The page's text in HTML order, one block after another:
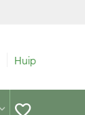
Hulp